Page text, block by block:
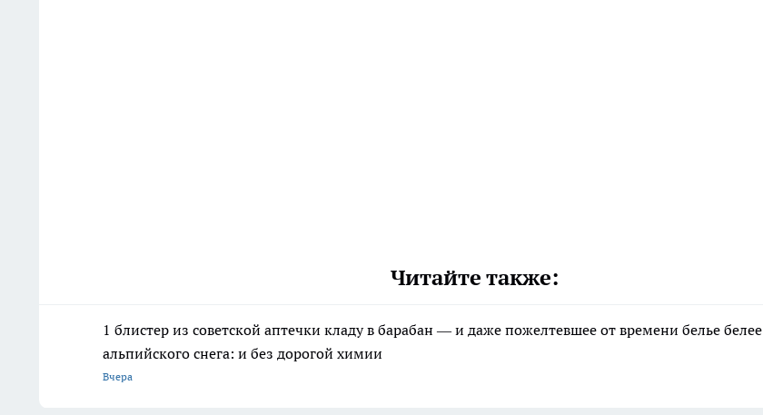
Читайте также:
1 блистер из советской аптечки кладу в барабан — и даже пожелтевшее от времени белье белее
альпийского снега: и без дорогой химии
Вчера